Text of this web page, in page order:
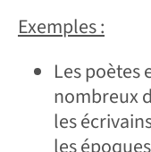
Exemples :
Les poètes
nombreux
les